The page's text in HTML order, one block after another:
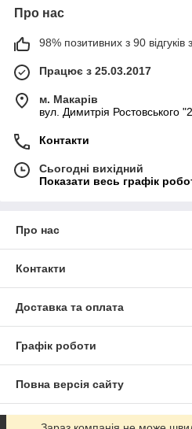
Про нас
98% позитивних з 90 відгуків
Працює з 25.03.2017
м. Макарів
вул. Димитрія Ростовського
Контакти
Сьогодні вихідний
Показати весь графік
Про нас
Контакти
Доставка та оплата
Графік роботи
Повна версія сайту
Сайт створено на маркетплейсі